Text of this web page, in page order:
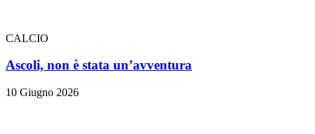
CALCIO
Ascoli, non è stata un’avventura
10 Giugno 2026